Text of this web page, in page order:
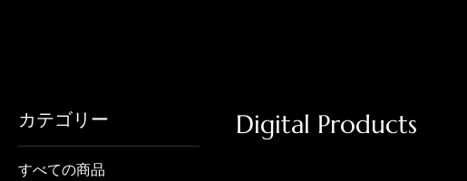
カテゴリー
すべての商品
Digital Products